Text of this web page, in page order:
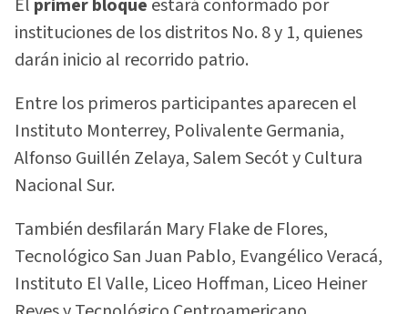
El primer bloque estará conformado por
instituciones de los distritos No. 8 y 1, quienes
darán inicio al recorrido patrio.
Entre los primeros participantes aparecen el
Instituto Monterrey, Polivalente Germania,
Alfonso Guillén Zelaya, Salem Secót y Cultura
Nacional Sur.
También desfilarán Mary Flake de Flores,
Tecnológico San Juan Pablo, Evangélico Veracá,
Instituto El Valle, Liceo Hoffman, Liceo Heiner